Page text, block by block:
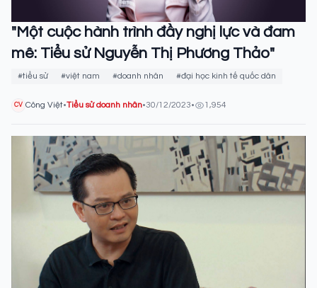
"Một cuộc hành trình đầy nghị lực và đam
mê: Tiểu sử Nguyễn Thị Phương Thảo"
#tiểu sử #việt nam #doanh nhân #đại học kinh tế quốc dân
CV Công Việt•Tiểu sử doanh nhân•30/12/2023• 1,954